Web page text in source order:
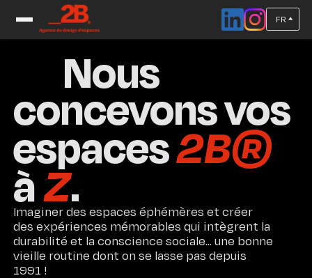
FR
Accueil / Expertises
Nous
concevons vos
espaces2B®
àZ.
Imaginer des espaces éphémères et créer
des expériences mémorables qui intègrent la
durabilité et la conscience sociale... une bonne
vieille routine dont on se lasse pas depuis
1991 !